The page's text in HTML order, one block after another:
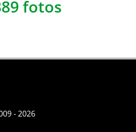
fotos
- 2026